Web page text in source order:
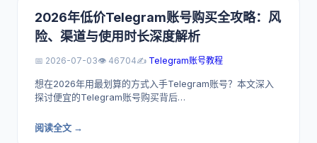
2026年低价Telegram账号购买全攻略：风
险、渠道与使用时长深度解析
📅 2026-07-03👁️ 46704✍️ Telegram账号教程
想在2026年用最划算的方式入手Telegram账号？本文深入
探讨便宜的Telegram账号购买背后…
阅读全文 →